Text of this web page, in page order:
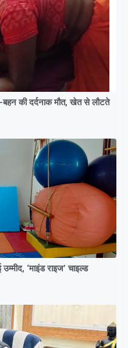
बहन की दर्दनाक मौत, खेत से लौटते
‘माइंड राइज’ चाइल्ड